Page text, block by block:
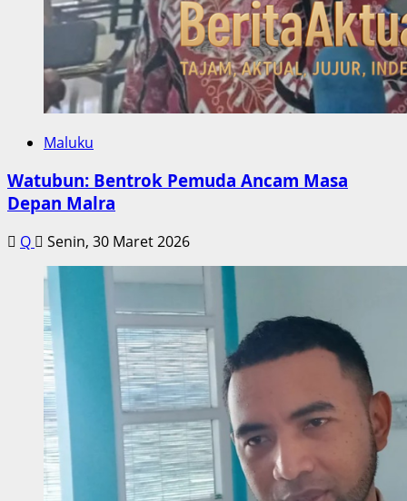
Maluku
Watubun: Bentrok Pemuda Ancam Masa
Depan Malra
Q Senin, 30 Maret 2026